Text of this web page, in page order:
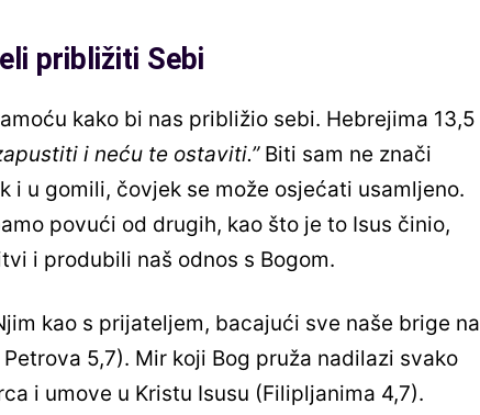
približiti Sebi
kako bi nas približio sebi. Hebrejima 13,5
i neću te ostaviti.”Biti sam ne znači
i u gomili, čovjek se može osjećati usamljeno.
povući od drugih, kao što je to Isus činio,
i produbili naš odnos s Bogom.
kao s prijateljem, bacajući sve naše brige na
5,7). Mir koji Bog pruža nadilazi svako
i umove u Kristu Isusu (Filipljanima 4,7).